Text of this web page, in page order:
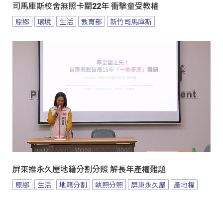
司馬庫斯校舍無照卡關22年 衝擊童受教權
原鄉 環境 生活 教育部 新竹司馬庫斯
屏東推永久屋地籍分割分照 解長年產權難題
原鄉 生活 地籍分割 執照分照 屏東永久屋 產地權